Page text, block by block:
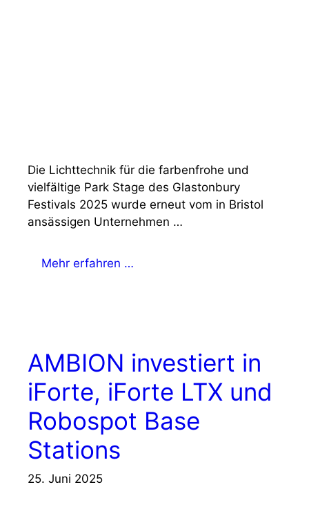
Die Lichttechnik für die farbenfrohe und
vielfältige Park Stage des Glastonbury
Festivals 2025 wurde erneut vom in Bristol
ansässigen Unternehmen …
Mehr erfahren …
AMBION investiert in
iForte, iForte LTX und
Robospot Base
Stations
25. Juni 2025